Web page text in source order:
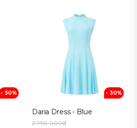
- 30% - 30%
Daria Dress - Blue
2.950.000₫